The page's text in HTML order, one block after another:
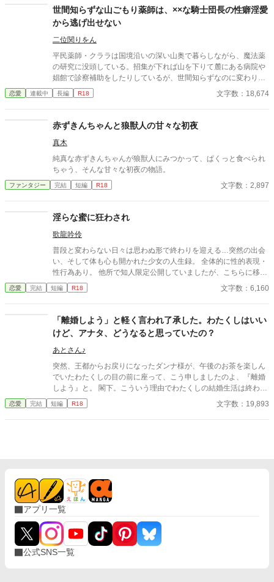
世間知らずな山ごもり薬師は、××な騎士団長の性癖淫愛
から逃げ出せない
二位関りをん
平民薬師・クララは国境沿いの深い山奥で暮らしながら、魔法薬
の研究に没頭している。招集が下れば山を下りて麓にある病院や
娼館で診察補助をしたりしているが、世間知らずなのに変わりは
ない。 ある日、山の中で倒れている男性を発見。彼はなんと騎士
団長・レイルドで女嫌いの噂を持つ人物だった。 当然女嫌いの噂
が、レイルドには隠している秘密……性癖があった。 ――君の××
××、触らせてもらえないだろうか？
恋愛 連載中 長編 R18 文字数：18,674
赤ずきんちゃんと狼獣人の甘々な初夜
真木
純真な赤ずきんちゃんが狼獣人にみつかって、ぱくっと食べられ
ちゃう、そんな甘々な初夜の物語。
ファンタジー 完結 短編 R18 文字数：2,897
淫らな蜜に狂わされ
歌龍吟伶
普段と変わらない日々は思わぬ形で終わりを迎える…突然の出会
い、そして体も心も開かれた少女の人生録。 全体的に性的表現・
性行為あり。 他所で知人限定公開していましたが、こちらに移し
ました。 全3話完結済みです。
恋愛 完結 短編 R18 文字数：6,160
「離婚しよう」と軽く言われ了承した。わたくしはいい
けど、アナタ、どうなると思っていたの？
あとさん♪
突然、王都からお戻りになったダンナ様が、午後のお茶を楽しん
でいたわたくしの目の前に座って、こう申しましたのよ、『離婚
しよう』と。 閣下。こういう理由でわたくしの結婚生活は終わり
ましたの。 そう、ぶちまけた。 もしかしたら別れた男のあれこれ
を話すなんて、サイテーな女の所業かもしれない。 でも、もう良
みた。ざまぁは後編に。 ※この話は小説家になろうにも掲載して
おります。
恋愛 完結 短編 R18 文字数：19,893
アプリ一覧
公式SNS一覧